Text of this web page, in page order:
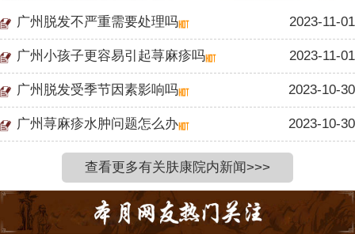
广州脱发不严重需要处理吗 2023-11-01
广州小孩子更容易引起荨麻疹吗 2023-11-01
广州脱发受季节因素影响吗 2023-10-30
广州荨麻疹水肿问题怎么办 2023-10-30
查看更多有关肤康院内新闻>>>